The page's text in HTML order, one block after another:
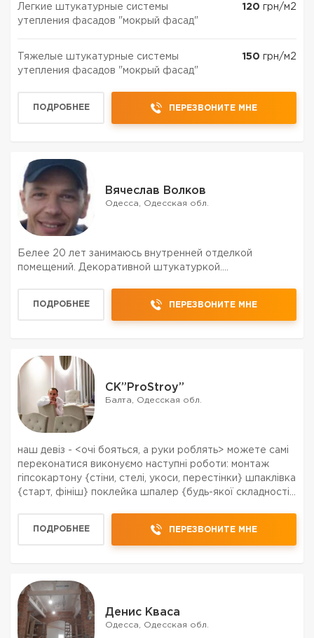
Легкие штукатурные системы
утепления фасадов "мокрый фасад"
120 грн/м2
Тяжелые штукатурные системы
утепления фасадов "мокрый фасад"
150 грн/м2
ПОДРОБНЕЕ ПЕРЕЗВОНИТЕ МНЕ
Вячеслав Волков
Одесса, Одесская обл.
Белее 20 лет занимаюсь внутренней отделкой
помещений. Декоративной штукатуркой....
ПОДРОБНЕЕ ПЕРЕЗВОНИТЕ МНЕ
CK”ProStroy”
Балта, Одесская обл.
наш девіз - <очі бояться, а руки роблять> можете самі
переконатися виконуємо наступні роботи: монтаж
гіпсокартону {стіни, стелі, укоси, перестінки} шпаклівка
{старт, фініш} поклейка шпалер {будь-якої складності}
ПОДРОБНЕЕ ПЕРЕЗВОНИТЕ МНЕ
Денис Кваса
Одесса, Одесская обл.